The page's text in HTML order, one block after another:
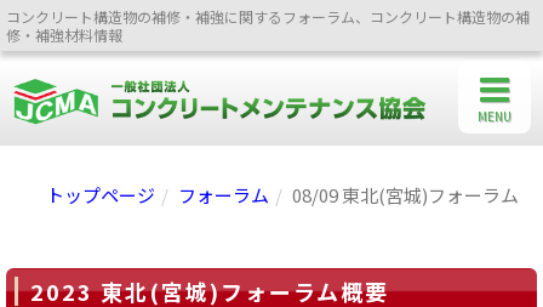
コンクリート構造物の補修・補強に関するフォーラム、コンクリート構造物の補
修・補強材料情報
トップページ フォーラム 08/09 東北(宮城)フォーラム
2023 東北(宮城)フォーラム概要
MENU